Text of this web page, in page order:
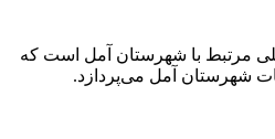
مرتبط با شهرستان آمل است که
شهرستان آمل می‌پردازد.